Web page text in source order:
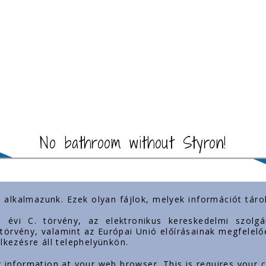
No bathroom without Styron!
Prezența noastră
Ezek olyan fájlok, melyek információt
C. törvény, az elektronikus kereskedelmi
valamint az Európai Unió előírásainak
áll telephelyünkön.